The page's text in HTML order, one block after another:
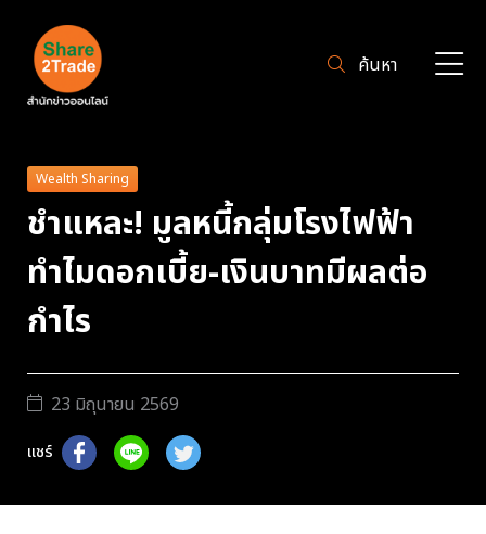
ค้นหา
Wealth Sharing
ชำแหละ! มูลหนี้กลุ่มโรงไฟฟ้า
ทำไมดอกเบี้ย-เงินบาทมีผลต่อ
กำไร
23 มิถุนายน 2569
แชร์